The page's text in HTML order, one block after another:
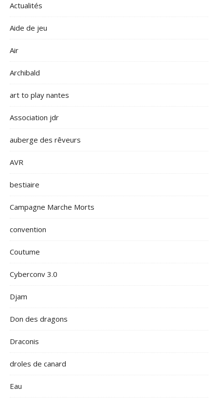
Actualités
Aide de jeu
Air
Archibald
art to play nantes
Association jdr
auberge des rêveurs
AVR
bestiaire
Campagne Marche Morts
convention
Coutume
Cyberconv 3.0
Djam
Don des dragons
Draconis
droles de canard
Eau